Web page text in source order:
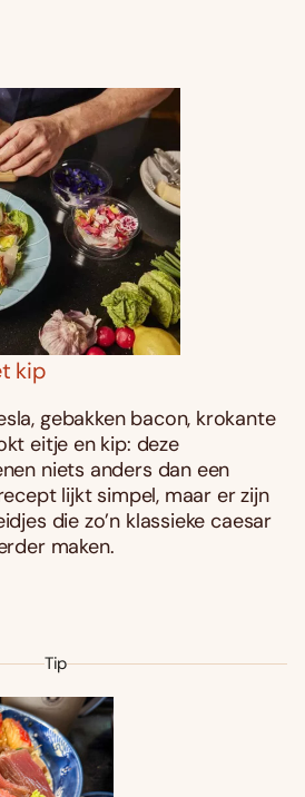
kip
gebakken bacon, krokante
eitje en kip: deze
niets anders dan een
lijkt simpel, maar er zijn
die zo’n klassieke caesar
maken.
Tip